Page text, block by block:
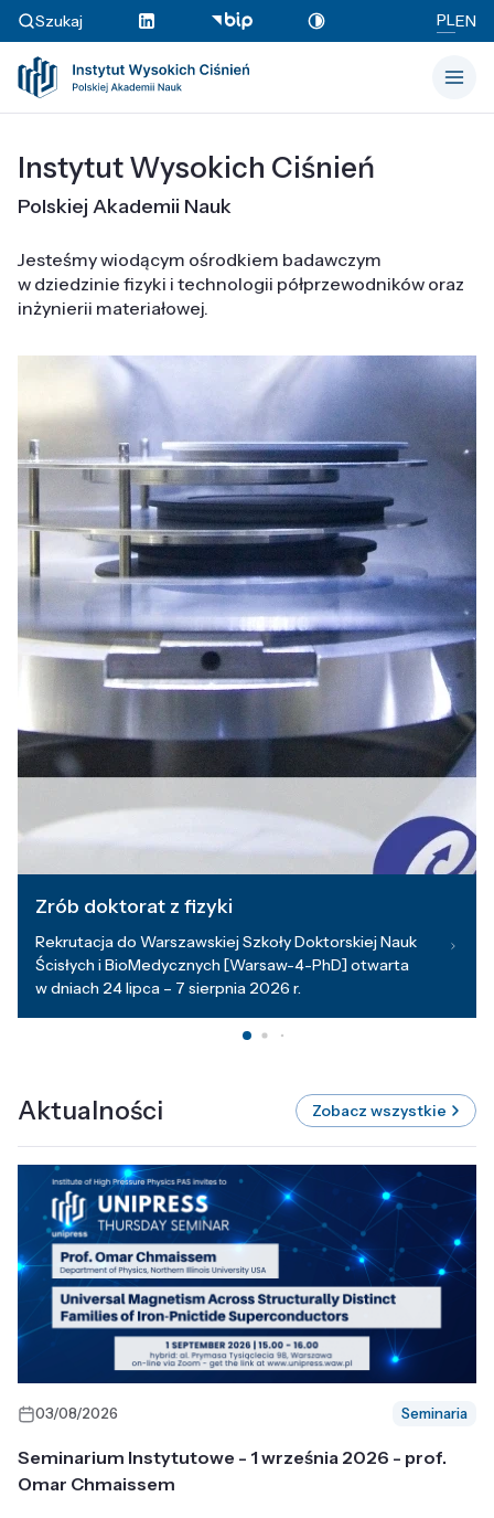
Szukaj PLEN
Instytut Wysokich Ciśnień
Polskiej Akademii Nauk
Jesteśmy wiodącym ośrodkiem badawczym
w dziedzinie fizyki i technologii półprzewodników oraz
inżynierii materiałowej.
Zrób doktorat z fizyki
Rekrutacja do Warszawskiej Szkoły Doktorskiej Nauk
Ścisłych i BioMedycznych [Warsaw-4-PhD] otwarta
w dniach 24 lipca – 7 sierpnia 2026 r.
Aktualności Zobacz wszystkie
03/08/2026 Seminaria
Seminarium Instytutowe - 1 września 2026 - prof.
Omar Chmaissem